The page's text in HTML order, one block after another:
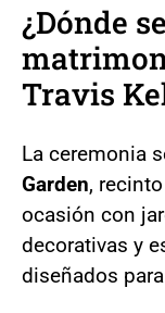
¿Dónde
Travis
La ceremonia
Garden,
ocasión con
decorativas y
diseñados